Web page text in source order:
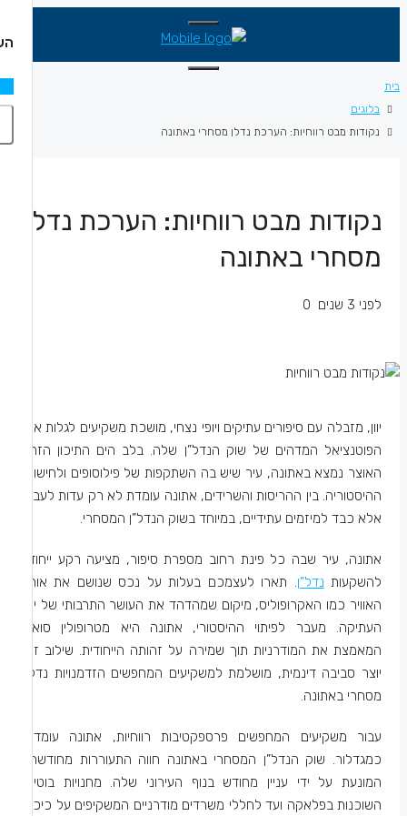
בית
בלוגים
נקודות מבט רווחיות: הערכת נדלן מסחרי באתונה
נקודות מבט רווחיות: הערכת נדלן
מסחרי באתונה
לפני 3 שנים 0
יוון, מזבלה עם סיפורים עתיקים ויופי נצחי, מושכת משקיעים לגלות את
הפוטנציאל המדהים של שוק הנדל”ן שלה. בלב הים התיכון הזה,
האוצר נמצא באתונה, עיר שיש בה השתקפות של פילוסופים ולחישות
ההיסטוריה. בין ההריסות והשרידים, אתונה עומדת לא רק עדות לעבר
אלא כבד למיזמים עתידיים, במיוחד בשוק הנדל”ן המסחרי.
אתונה, עיר שבה כל פינת רחוב מספרת סיפור, מציעה רקע ייחודי
להשקעות נדל”ן. תארו לעצמכם בעלות על נכס שנושם את אותו
האוויר כמו האקרופוליס, מיקום שמהדהד את העושר התרבותי של יוון
העתיקה. מעבר לפיתוי ההיסטורי, אתונה היא מטרופולין סואן,
המאמצת את המודרניות תוך שמירה על זהותה הייחודית. שילוב זה
יוצר סביבה דינמית, מושלמת למשקיעים המחפשים הזדמנויות נדלן
מסחרי באתונה.
עבור משקיעים המחפשים פרספקטיבות רווחיות, אתונה עומדת
כמגדלור. שוק הנדל”ן המסחרי באתונה חווה התעוררות מחודשת,
המונעת על ידי עניין מחודש בנוף העירוני שלה. מחנויות בוטיק
השוכנות בפלאקה ועד לחללי משרדים מודרניים המשקיפים על כיכר